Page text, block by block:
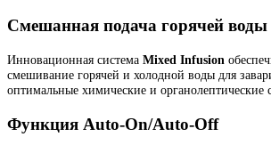
Смешанная подача горячей воды
Инновационная система Mixed Infusion
смешивание горячей и холодной воды для
оптимальные химические и органолептические
Функция Auto-On/Auto-Off